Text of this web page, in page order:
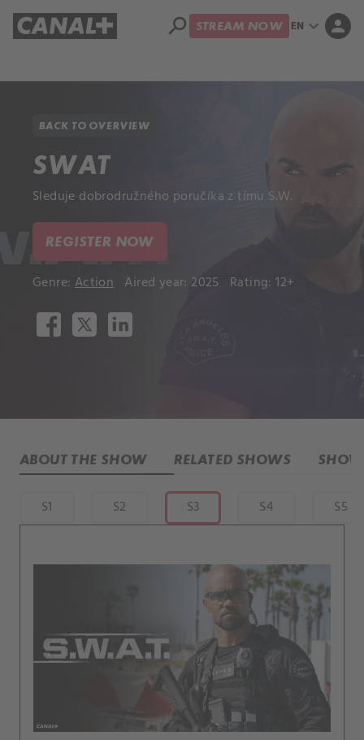
search STREAM NOW EN expand_more person
BACK TO OVERVIEW
SWAT
Sleduje dobrodružného poručíka z tímu S.W.
REGISTER NOW
Genre: Action Aired year: 2025 Rating: 12+
ABOUT THE SHOW RELATED SHOWS
S1 S2 S3 S4 S5